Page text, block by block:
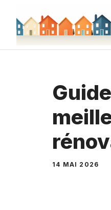
contenu
14 MAI 2026